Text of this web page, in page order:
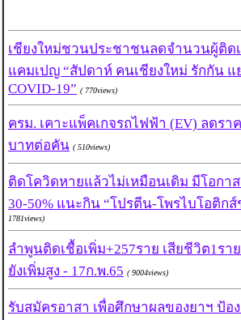
เชียงใหม่ชวนประชาชนลดจำนวนผู้ติด
แคมเปญ “สัปดาห์ คนเชียงใหม่ รักกัน แ
COVID-19” ( 770views)
ครม. เคาะแพ็คเกจรถไฟฟ้า (EV) ลดราค
บาทต่อคัน ( 510views)
ติดโควิดหายแล้วไม่เหมือนเดิม มีโอกาส
30-50% แนะกิน “โปรตีน-โพรไบโอติก
1781views)
ลำพูนติดเชื้อเพิ่ม+257ราย เสียชีวิต1ร
ยังเพิ่มสูง - 17ก.พ.65 ( 9004views)
รับสมัครอาสา เพื่อศึกษาผลของยาฯ ป้อ